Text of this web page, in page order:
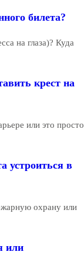
билета?
на глаза)? Куда
крест на
или это просто
устроиться в
охрану или
или